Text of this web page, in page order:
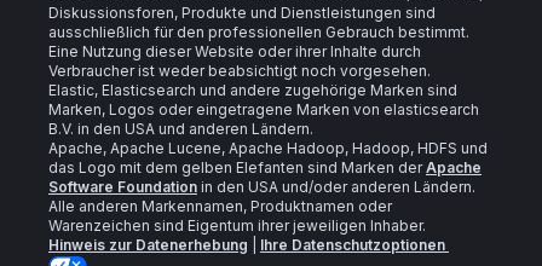
Diskussionsforen, Produkte und Dienstleistungen sind
ausschließlich für den professionellen Gebrauch bestimmt.
Eine Nutzung dieser Website oder ihrer Inhalte durch
Verbraucher ist weder beabsichtigt noch vorgesehen.
Elastic, Elasticsearch und andere zugehörige Marken sind
Marken, Logos oder eingetragene Marken von elasticsearch
B.V. in den USA und anderen Ländern.
Apache, Apache Lucene, Apache Hadoop, Hadoop, HDFS und
das Logo mit dem gelben Elefanten sind Marken derApache
Software Foundation in den USA und/oder anderen Ländern.
Alle anderen Markennamen, Produktnamen oder
Warenzeichen sind Eigentum ihrer jeweiligen Inhaber.
Hinweis zur Datenerhebung
Ihre Datenschutzoptionen